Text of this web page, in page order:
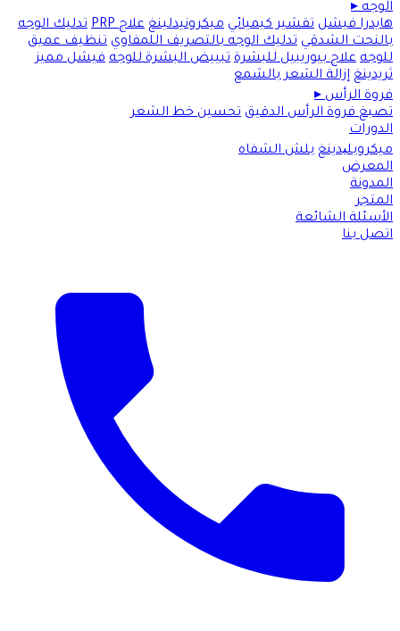
الوجه▸
هايدرا فيشل تقشير كيميائي ميكرونيدلينغ علاج PRP
تدليك الوجه
بالنحت الشدقي تدليك الوجه بالتصريف اللمفاوي تنظيف عميق
للوجه علاج بيوريبيل للبشرة تبييض البشرة للوجه فيشل مميز
ثريدينغ إزالة الشعر بالشمع
فروة الرأس▸
تصبغ فروة الرأس الدقيق تحسين خط الشعر
الدورات
ميكروبلیدينغ بلش الشفاه
المعرض
المدونة
المتجر
الأسئلة الشائعة
اتصل بنا